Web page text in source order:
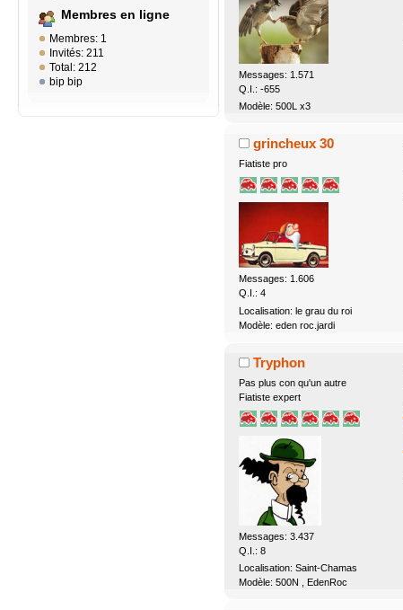
Membres en ligne
Membres: 1
Invités: 211
Total: 212
bip bip
Messages: 1.571
Q.I.: -655
Modèle: 500L x3
grincheux 30
Fiatiste pro
Messages: 1.606
Q.I.: 4
Localisation: le grau du roi
Modèle: eden roc.jardi
Tryphon
Pas plus con qu'un autre
Fiatiste expert
Messages: 3.437
Q.I.: 8
Localisation: Saint-Chamas
Modèle: 500N , EdenRoc